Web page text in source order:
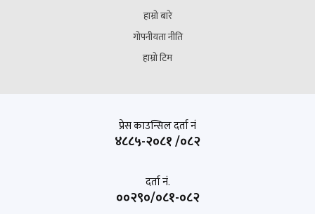
हाम्रो बारे
गोपनीयता नीति
हाम्रो टिम
प्रेस काउन्सिल दर्ता नं
४८८५-२०८१ /०८२
दर्ता नं.
००२९०/०८१-०८२